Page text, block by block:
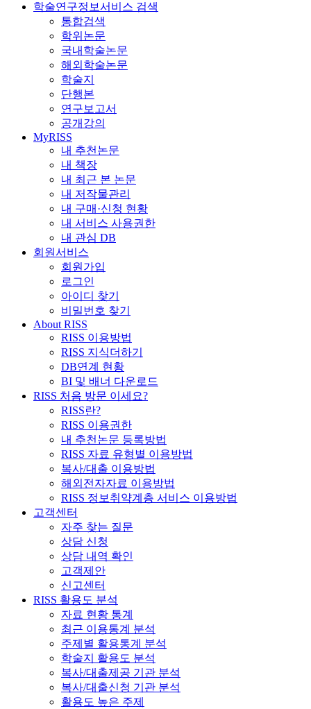
학술연구정보서비스 검색
통합검색
학위논문
국내학술논문
해외학술논문
학술지
단행본
연구보고서
공개강의
MyRISS
내 추천논문
내 책장
내 최근 본 논문
내 저작물관리
내 구매·신청 현황
내 서비스 사용권한
내 관심 DB
회원서비스
회원가입
로그인
아이디 찾기
비밀번호 찾기
About RISS
RISS 이용방법
RISS 지식더하기
DB연계 현황
BI 및 배너 다운로드
RISS 처음 방문 이세요?
RISS란?
RISS 이용권한
내 추천논문 등록방법
RISS 자료 유형별 이용방법
복사/대출 이용방법
해외전자자료 이용방법
RISS 정보취약계층 서비스 이용방법
고객센터
자주 찾는 질문
상담 신청
상담 내역 확인
고객제안
신고센터
RISS 활용도 분석
자료 현황 통계
최근 이용통계 분석
주제별 활용통계 분석
학술지 활용도 분석
복사/대출제공 기관 분석
복사/대출신청 기관 분석
활용도 높은 주제